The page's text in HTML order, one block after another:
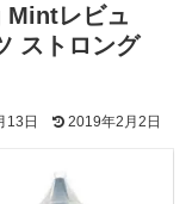
Mintレビュ
ストロング
13日 2019年2月2日